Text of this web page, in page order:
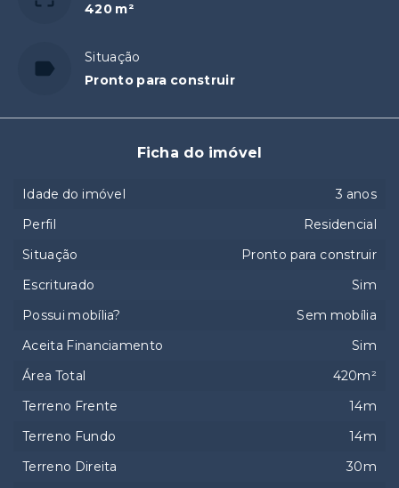
420 m²
Situação
Pronto para construir
Ficha do imóvel
Idade do imóvel
3 anos
Perfil
Residencial
Situação
Pronto para construir
Escriturado
Sim
Possui mobília?
Sem mobília
Aceita Financiamento
Sim
Área Total
420m²
Terreno Frente
14m
Terreno Fundo
14m
Terreno Direita
30m